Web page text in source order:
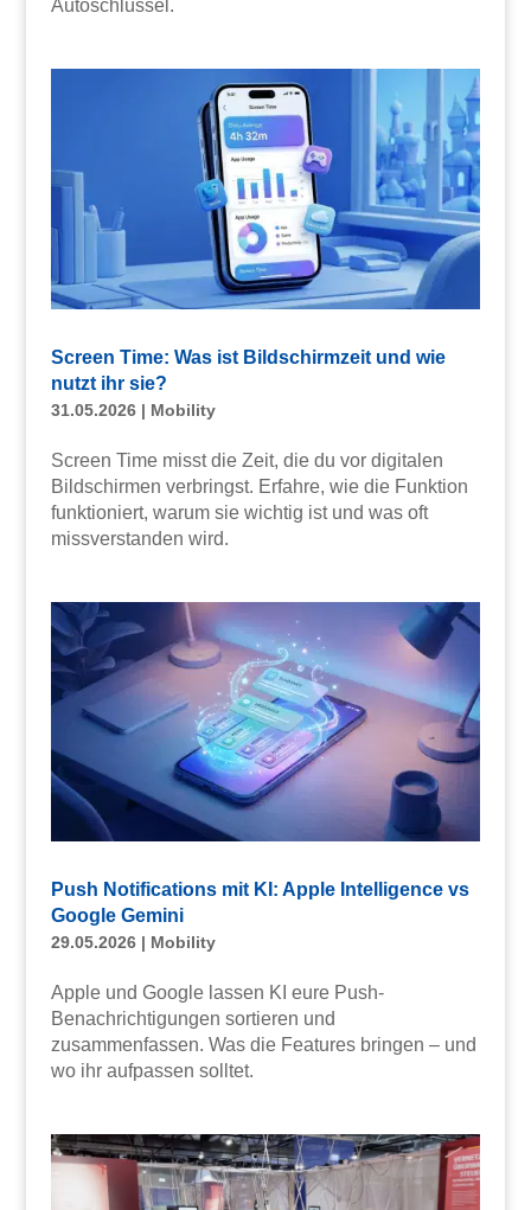
Autoschlüssel.
Screen Time: Was ist Bildschirmzeit und wie
nutzt ihr sie?
31.05.2026| Mobility
Screen Time misst die Zeit, die du vor digitalen
Bildschirmen verbringst. Erfahre, wie die Funktion
funktioniert, warum sie wichtig ist und was oft
missverstanden wird.
Push Notifications mit KI: Apple Intelligence vs
Google Gemini
29.05.2026| Mobility
Apple und Google lassen KI eure Push-
Benachrichtigungen sortieren und
zusammenfassen. Was die Features bringen – und
wo ihr aufpassen solltet.